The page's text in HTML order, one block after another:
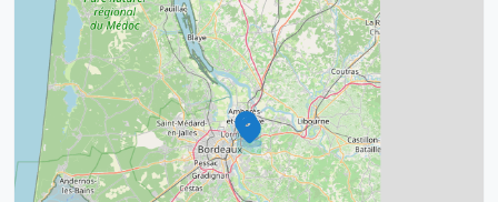
2
2
4
32
11
11